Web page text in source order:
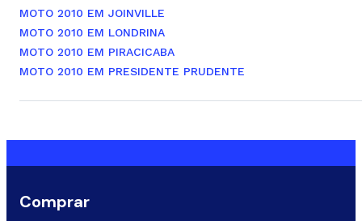
MOTO 2010 EM JOINVILLE
MOTO 2010 EM LONDRINA
MOTO 2010 EM PIRACICABA
MOTO 2010 EM PRESIDENTE PRUDENTE
Comprar